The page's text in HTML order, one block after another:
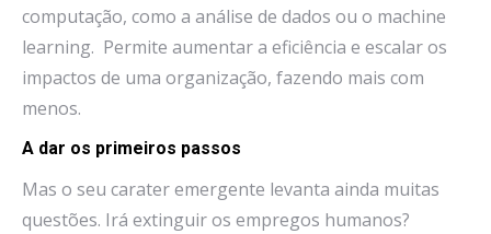
computação, como a análise de dados ou o machine
learning. Permite aumentar a eficiência e escalar os
impactos de uma organização, fazendo mais com
menos.
A dar os primeiros passos
Mas o seu carater emergente levanta ainda muitas
questões. Irá extinguir os empregos humanos?